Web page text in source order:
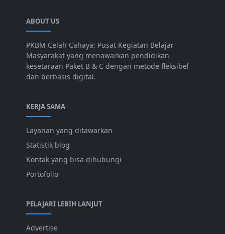
ABOUT US
PKBM Celah Cahaya: Pusat Kegiatan Belajar
Masyarakat yang menawarkan pendidikan
kesetaraan Paket B & C dengan metode fleksibel
dan berbasis digital.
KERJA SAMA
Layanan yang ditawarkan
Statistik blog
Kontak yang bisa dihubungi
Portofolio
PELAJARI LEBIH LANJUT
Advertise